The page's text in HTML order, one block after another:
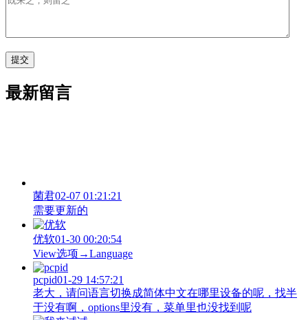
最新留言
菌君02-07 01:21:21
需要更新的
优软01-30 00:20:54
View‌选项→Language
pcpid01-29 14:57:21
老大，请问语言切换成简体中文在哪里设备的呢，找半
于没有啊，options里没有，菜单里也没找到呢